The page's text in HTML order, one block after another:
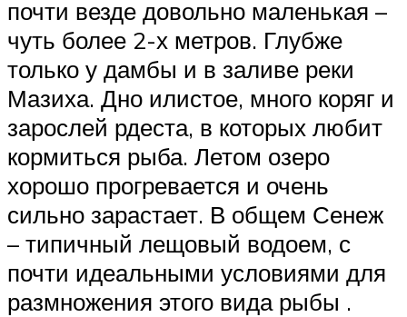
почти везде довольно маленькая –
чуть более 2-х метров. Глубже
только у дамбы и в заливе реки
Мазиха. Дно илистое, много коряг и
зарослей рдеста, в которых любит
кормиться рыба. Летом озеро
хорошо прогревается и очень
сильно зарастает. В общем Сенеж
– типичный лещовый водоем, с
почти идеальными условиями для
размножения этого вида рыбы .